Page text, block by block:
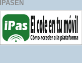
IPASEN